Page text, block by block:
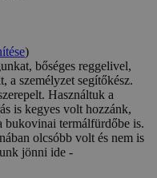
)
bőséges reggelivel,
a személyzet segítőkész.
Használtuk a
is kegyes volt hozzánk,
bukovinai termálfürdőbe is.
olcsóbb volt és nem is
jönni ide -